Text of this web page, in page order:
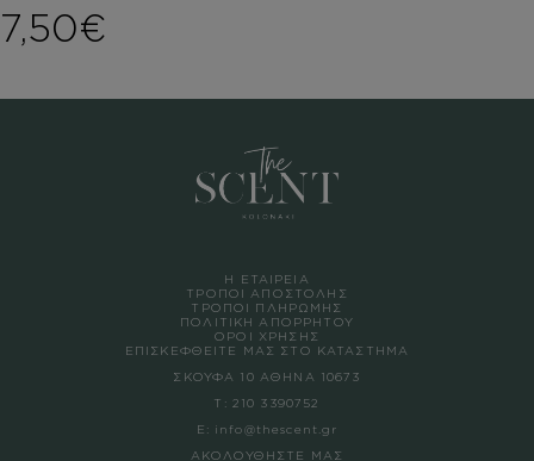
7,50€
Η ΕΤΑΙΡΕΙΑ
ΤΡΟΠΟΙ ΑΠΟΣΤΟΛΗΣ
ΤΡΟΠΟΙ ΠΛΗΡΩΜΗΣ
ΠΟΛΙΤΙΚΗ ΑΠΟΡΡΗΤΟΥ
ΟΡΟΙ ΧΡΗΣΗΣ
ΕΠΙΣΚΕΦΘΕΙΤΕ ΜΑΣ ΣΤΟ ΚΑΤΑΣΤΗΜΑ
ΣΚΟΥΦΑ 10 ΑΘΗΝΑ 10673
Τ: 210 3390752
Ε: info@thescent.gr
ΑΚΟΛΟΥΘΗΣΤΕ ΜΑΣ